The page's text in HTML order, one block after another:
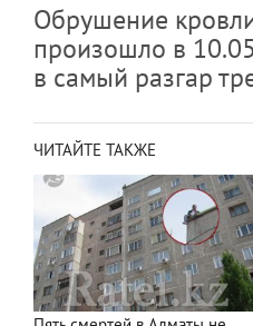
Обрушение
произошло в
в самый разгар
ЧИТАЙТЕ ТАКЖЕ